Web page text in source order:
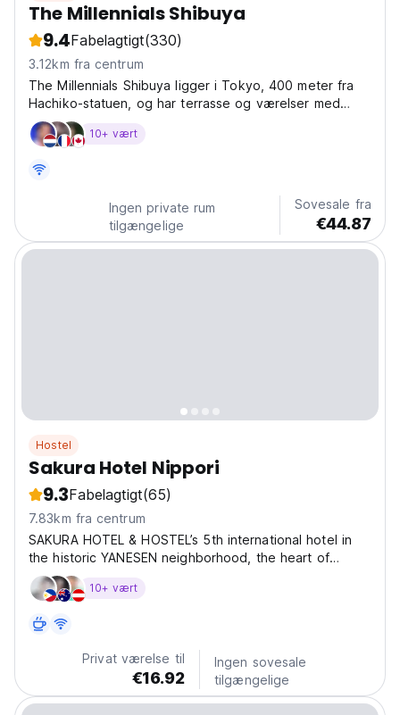
The Millennials Shibuya
9.4Fabelagtigt(330)
3.12km fra centrum
The Millennials Shibuya ligger i Tokyo, 400 meter fra
Hachiko-statuen, og har terrasse og værelser med
gratis WiFi.
10+ vært
Ingen private rum
tilgængelige
Sovesale fra
€44.87
Hostel
Sakura Hotel Nippori
9.3Fabelagtigt(65)
7.83km fra centrum
SAKURA HOTEL & HOSTEL’s 5th international hotel in
the historic YANESEN neighborhood, the heart of
Tokyo’s old SHITAMACHI (downtown). The world-
famous YANAKA GINZA Shopping District and Nezu
International...
10+ vært
Privat værelse til
€16.92
Ingen sovesale
tilgængelige